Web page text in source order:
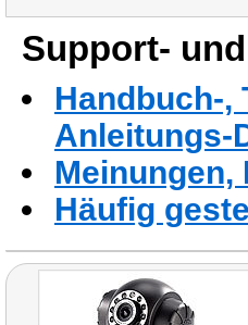
Support-
Handbuch-,
Anleitungs-
Häufig